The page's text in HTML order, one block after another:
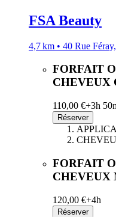
FSA Beauty
4,7 km • 40 Rue
FORFAIT
CHEVEUX
110,00 €+3h
Réserver
FORFAIT
CHEVEUX
120,00 €+4h
Réserver